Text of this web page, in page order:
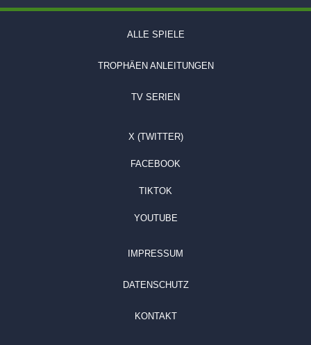
ALLE SPIELE
TROPHÄEN ANLEITUNGEN
TV SERIEN
X (TWITTER)
FACEBOOK
TIKTOK
YOUTUBE
IMPRESSUM
DATENSCHUTZ
KONTAKT